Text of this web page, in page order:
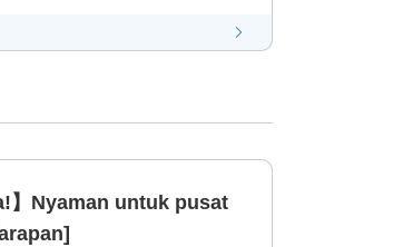
】Nyaman untuk pusat